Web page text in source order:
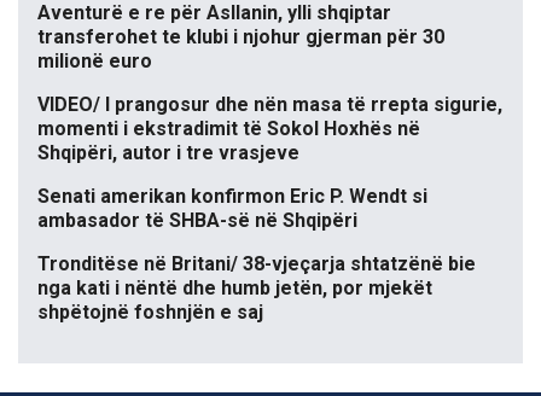
Aventurë e re për Asllanin, ylli shqiptar
transferohet te klubi i njohur gjerman për 30
milionë euro
VIDEO/ I prangosur dhe nën masa të rrepta sigurie,
momenti i ekstradimit të Sokol Hoxhës në
Shqipëri, autor i tre vrasjeve
Senati amerikan konfirmon Eric P. Wendt si
ambasador të SHBA-së në Shqipëri
Tronditëse në Britani/ 38-vjeçarja shtatzënë bie
nga kati i nëntë dhe humb jetën, por mjekët
shpëtojnë foshnjën e saj